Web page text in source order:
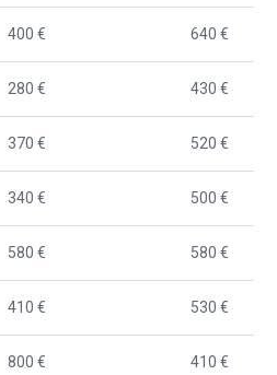
400 € 640 €
280 € 430 €
370 € 520 €
340 € 500 €
580 € 580 €
410 € 530 €
800 € 410 €